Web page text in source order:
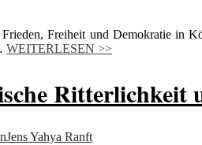
Freiheit und Demokratie
WEITERLESEN >>
Ritterlichkeit
Jens Yahya Ranft